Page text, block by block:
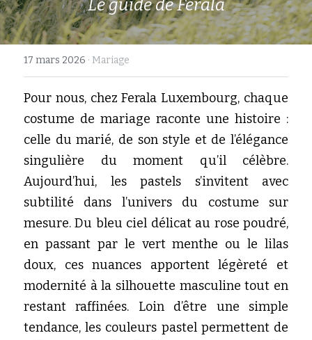
Le guide de Ferala
17 mars 2026 · Mariage
Pour nous, chez Ferala Luxembourg, chaque
costume de mariage raconte une histoire :
celle du marié, de son style et de l’élégance
singulière du moment qu’il célèbre.
Aujourd’hui, les pastels s’invitent avec
subtilité dans l’univers du costume sur
mesure. Du bleu ciel délicat au rose poudré,
en passant par le vert menthe ou le lilas
doux, ces nuances apportent légèreté et
modernité à la silhouette masculine tout en
restant raffinées. Loin d’être une simple
tendance, les couleurs pastel permettent de